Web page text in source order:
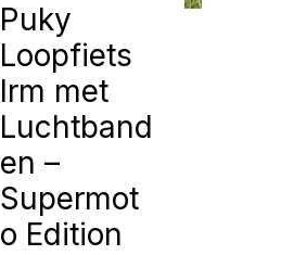
Puky
Loopfiets
lrm met
Luchtband
en –
Supermot
o Edition